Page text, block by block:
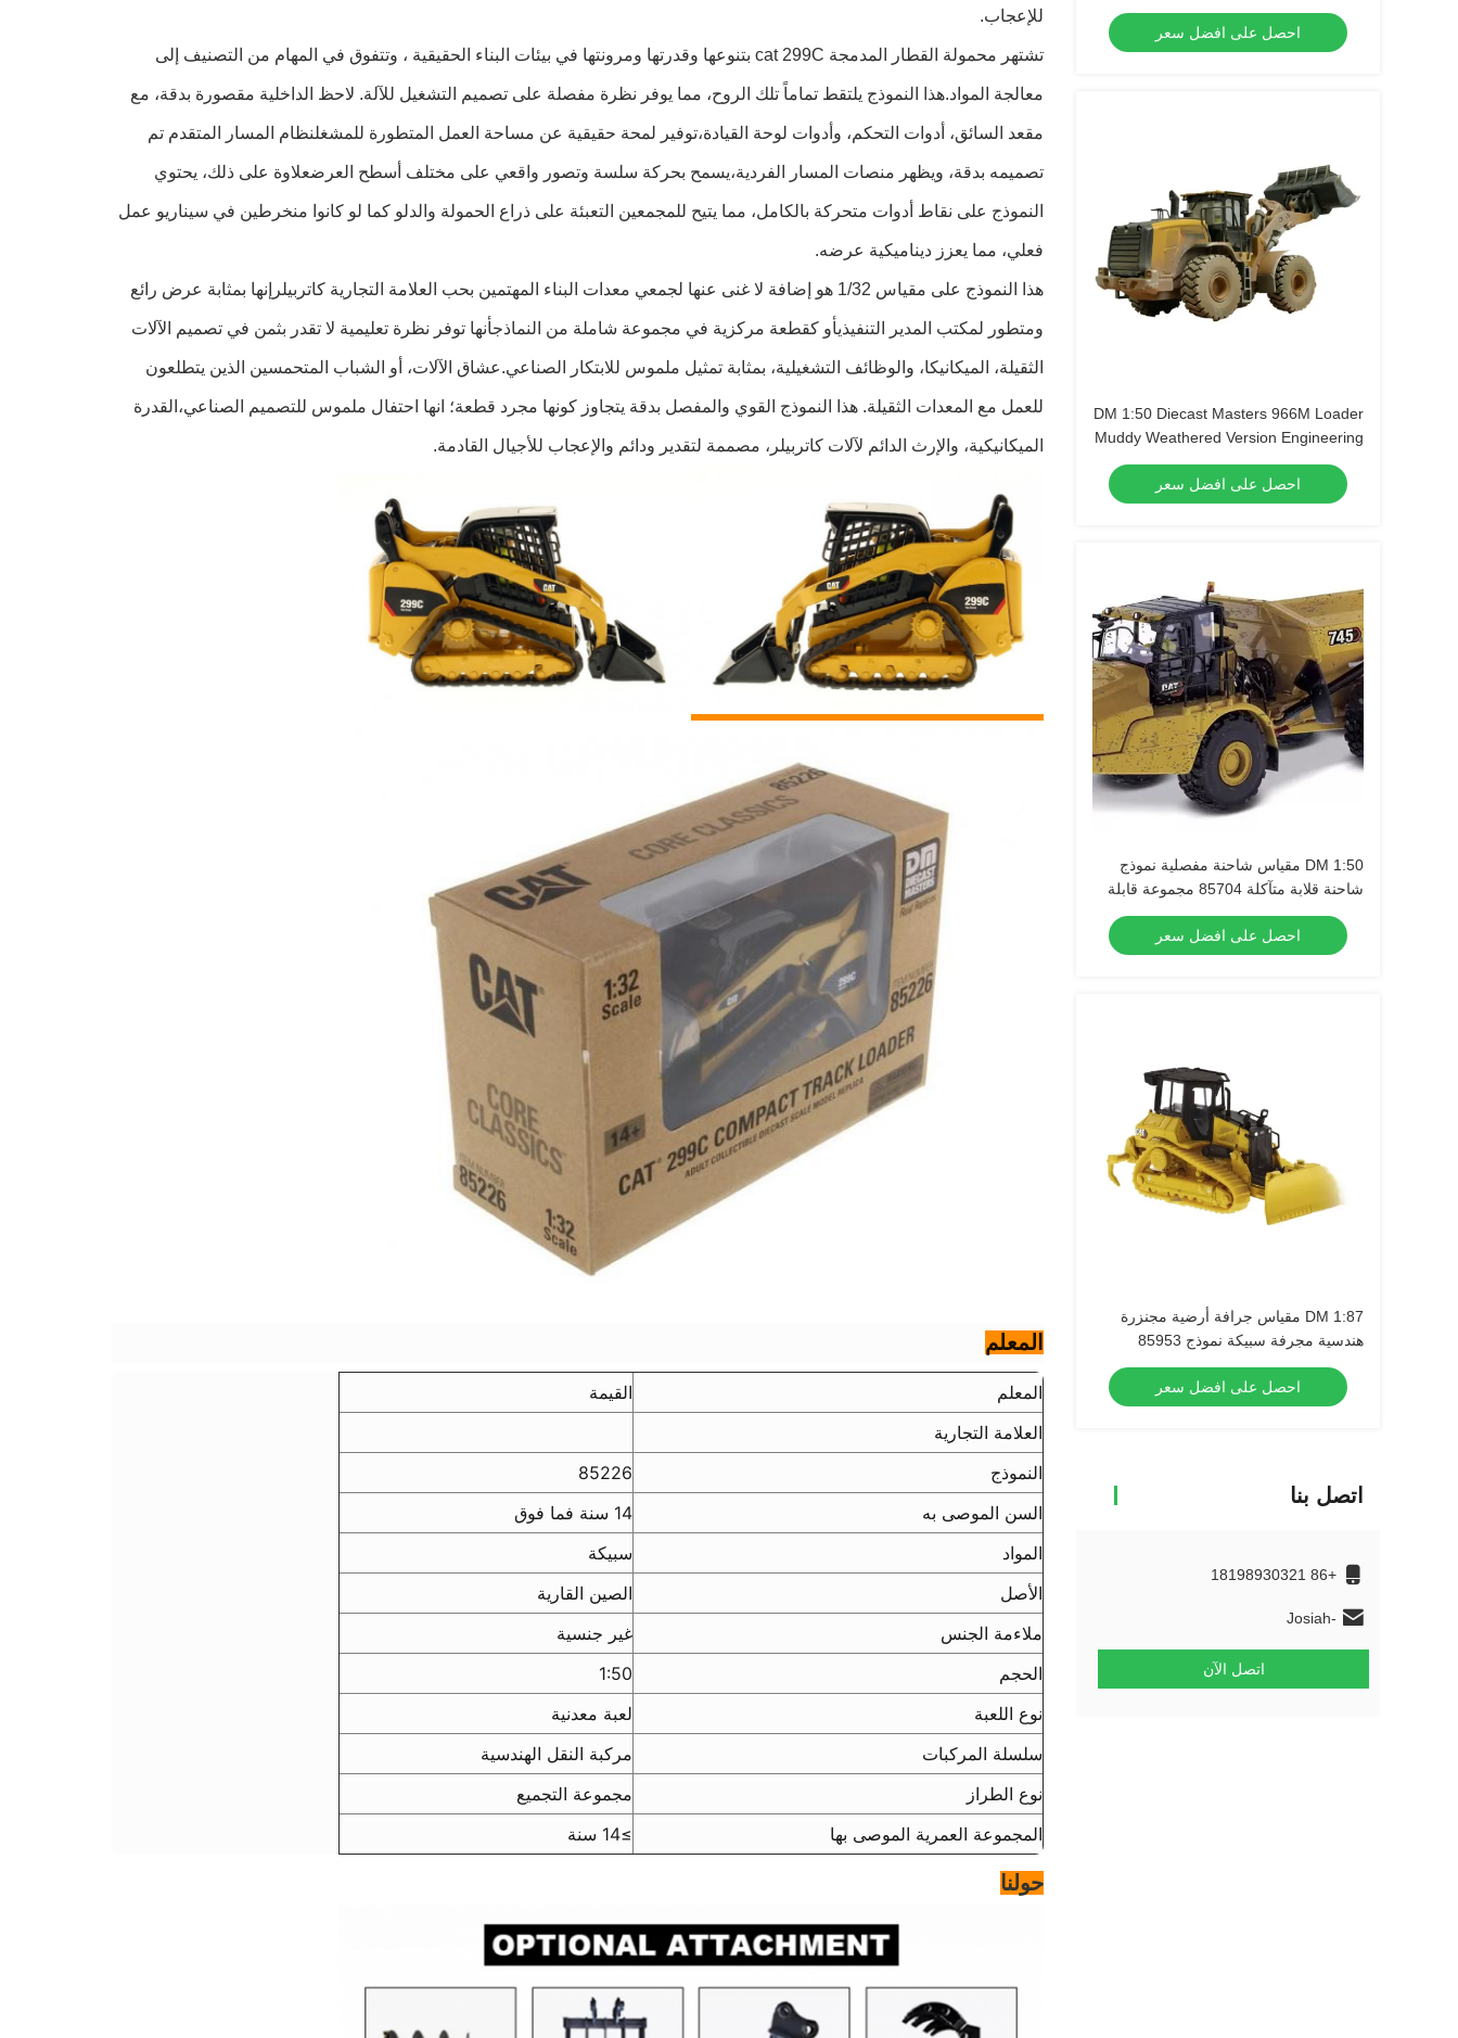
أطفال لعبة 1:24
احصل على افضل سعر
DM 1:50 Diecast Masters 966M Loader
Muddy Weathered Version Engineering
Vehicle Model 85703
احصل على افضل سعر
DM 1:50 مقياس شاحنة مفصلية نموذج
شاحنة قلابة متآكلة 85704 مجموعة قابلة
للتجميع من المعدن المصبوب
احصل على افضل سعر
DM 1:87 مقياس جرافة أرضية مجنزرة
هندسية مجرفة سبيكة نموذج 85953
احصل على افضل سعر
اتصل بنا
+86 18198930321
Josiah-
اتصل الآن
للإعجاب.
تشتهر محمولة القطار المدمجة cat 299C بتنوعها وقدرتها ومرونتها في بيئات البناء الحقيقية ، وتتفوق في المهام من التصنيف إلى
معالجة المواد.هذا النموذج يلتقط تماماً تلك الروح، مما يوفر نظرة مفصلة على تصميم التشغيل للآلة. لاحظ الداخلية مقصورة بدقة، مع
مقعد السائق، أدوات التحكم، وأدوات لوحة القيادة،توفير لمحة حقيقية عن مساحة العمل المتطورة للمشغلنظام المسار المتقدم تم
تصميمه بدقة، ويظهر منصات المسار الفردية،يسمح بحركة سلسة وتصور واقعي على مختلف أسطح العرضعلاوة على ذلك، يحتوي
النموذج على نقاط أدوات متحركة بالكامل، مما يتيح للمجمعين التعبئة على ذراع الحمولة والدلو كما لو كانوا منخرطين في سيناريو عمل
فعلي، مما يعزز ديناميكية عرضه.
هذا النموذج على مقياس 1/32 هو إضافة لا غنى عنها لجمعي معدات البناء المهتمين بحب العلامة التجارية كاتربيلرإنها بمثابة عرض رائع
ومتطور لمكتب المدير التنفيذيأو كقطعة مركزية في مجموعة شاملة من النماذجأنها توفر نظرة تعليمية لا تقدر بثمن في تصميم الآلات
الثقيلة، الميكانيكا، والوظائف التشغيلية، بمثابة تمثيل ملموس للابتكار الصناعي.عشاق الآلات، أو الشباب المتحمسين الذين يتطلعون
للعمل مع المعدات الثقيلة. هذا النموذج القوي والمفصل بدقة يتجاوز كونها مجرد قطعة؛ انها احتفال ملموس للتصميم الصناعي،القدرة
الميكانيكية، والإرث الدائم لآلات كاتربيلر، مصممة لتقدير ودائم والإعجاب للأجيال القادمة.
المعلم
المعلم
القيمة
العلامة التجارية
النموذج
85226
السن الموصى به
14 سنة فما فوق
المواد
سبيكة
الأصل
الصين القارية
ملاءمة الجنس
غير جنسية
الحجم
1:50
نوع اللعبة
لعبة معدنية
سلسلة المركبات
مركبة النقل الهندسية
نوع الطراز
مجموعة التجميع
المجموعة العمرية الموصى بها
≥14 سنة
حولنا